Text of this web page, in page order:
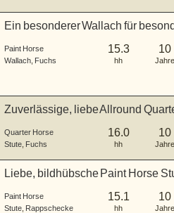
Ein besonderer Wallach für
Paint Horse
Wallach Fuchs
15.3
hh
10
Jahre
Zuverlässige, liebe Allround
Quarter Horse
Stute Fuchs
16.0
hh
10
Jahre
Liebe, bildhübsche Paint Horse
Paint Horse
Stute Rappschecke
15.1
hh
10
Jahre